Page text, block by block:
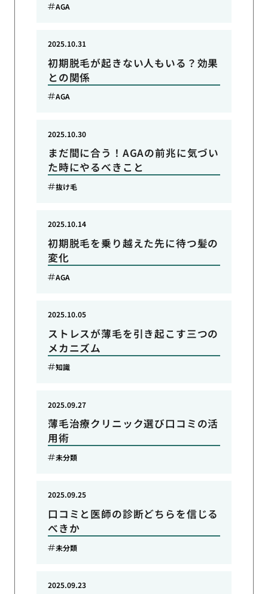
AGA
初期脱毛が起きない人もいる？効果
との関係
2025.10.31
AGA
まだ間に合う！AGAの前兆に気づい
た時にやるべきこと
2025.10.30
抜け毛
初期脱毛を乗り越えた先に待つ髪の
変化
2025.10.14
AGA
ストレスが薄毛を引き起こす三つの
メカニズム
2025.10.05
知識
薄毛治療クリニック選び口コミの活
用術
2025.09.27
未分類
口コミと医師の診断どちらを信じる
べきか
2025.09.25
未分類
2025.09.23